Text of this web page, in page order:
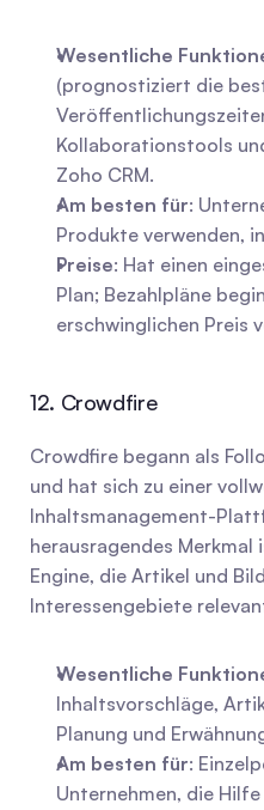
Wesentliche
(prognostiziert die
Kollaborationstools
Zoho CRM.
Am besten für:
Produkte verwenden,
Preise: Hat einen
Plan; Bezahlpläne
erschwinglichen Preis
12. Crowdfire
Crowdfire begann als
und hat sich zu einer
Inhaltsmanagement-
herausragendes
Engine, die Artikel und
Interessengebiete
Wesentliche
Inhaltsvorschläge,
Planung und
Am besten für:
Unternehmen, die